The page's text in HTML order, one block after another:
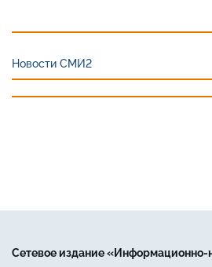
Новости СМИ2
Сетевое издание «Информационно-